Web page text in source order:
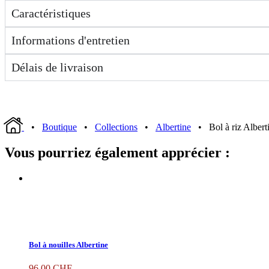
Caractéristiques
Informations d'entretien
Délais de livraison
• Boutique • Collections • Albertine • Bol à riz
Vous pourriez également apprécier :
Bol à nouilles Albertine